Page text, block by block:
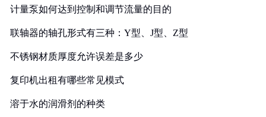
计量泵如何达到控制和调节流量的目的
联轴器的轴孔形式有三种：Y型、J型、Z型
不锈钢材质厚度允许误差是多少
复印机出租有哪些常见模式
溶于水的润滑剂的种类